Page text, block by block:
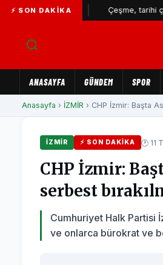
⚡ SON DAKIKAÇeşme, tarihi
ANASAYFA GÜNDEM SPOR
Anasayfa › İZMİR › CHP İzmir: Başta
İZMİR ⚡ SON DAKIKA 🕐 11
CHP İzmir:
serbest
Cumhuriyet Halk Partisi
ve onlarca bürokrat ve